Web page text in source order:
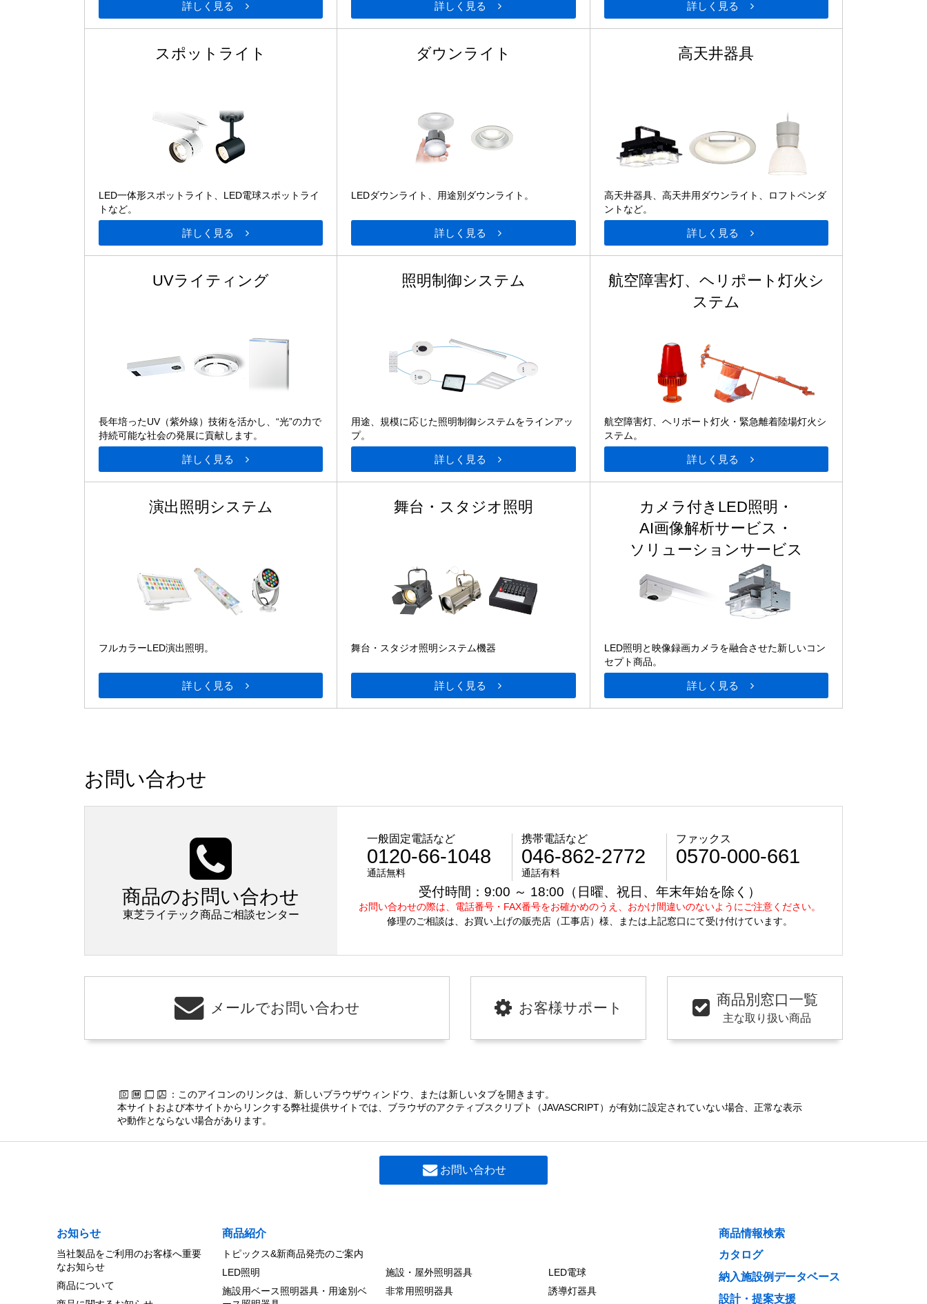
詳しく見る 詳しく見る 詳しく見る
スポットライト
LED一体形スポットライト、LED電球スポットライ
トなど。
詳しく見る
ダウンライト
LEDダウンライト、用途別ダウンライト。
詳しく見る
高天井器具
高天井器具、高天井用ダウンライト、ロフトペンダ
ントなど。
詳しく見る
UVライティング
長年培ったUV（紫外線）技術を活かし、“光”の力で
持続可能な社会の発展に貢献します。
詳しく見る
照明制御システム
用途、規模に応じた照明制御システムをラインアッ
プ。
詳しく見る
航空障害灯、ヘリポート灯火シ
ステム
航空障害灯、ヘリポート灯火・緊急離着陸場灯火シ
ステム。
詳しく見る
演出照明システム
フルカラーLED演出照明。
詳しく見る
舞台・スタジオ照明
舞台・スタジオ照明システム機器
詳しく見る
カメラ付きLED照明・
AI画像解析サービス・
ソリューションサービス
LED照明と映像録画カメラを融合させた新しいコン
セプト商品。
詳しく見る
お問い合わせ
商品のお問い合わせ
東芝ライテック商品ご相談センター
一般固定電話など
0120-66-1048
通話無料
携帯電話など
046-862-2772
通話有料
ファックス
0570-000-661
受付時間：9:00 ～ 18:00（日曜、祝日、年末年始を除く）
お問い合わせの際は、電話番号・FAX番号をお確かめのうえ、おかけ間違いのないようにご注意ください。
修理のご相談は、お買い上げの販売店（工事店）様、または上記窓口にて受け付けています。
メールでお問い合わせ お客様サポート
商品別窓口一覧
主な取り扱い商品
：このアイコンのリンクは、新しいブラウザウィンドウ、または新しいタブを開きます。
本サイトおよび本サイトからリンクする弊社提供サイトでは、ブラウザのアクティブスクリプト（JAVASCRIPT）が有効に設定されていない場合、正常な表示
や動作とならない場合があります。
お問い合わせ
お知らせ
当社製品をご利用のお客様へ重要
なお知らせ
商品について
商品紹介
トピックス&新商品発売のご案内
LED照明
施設・屋外照明器具
LED電球
施設用ベース照明器具・用途別ベ
非常用照明器具 誘導灯器具
商品情報検索
カタログ
納入施設例データベース
設計・提案支援